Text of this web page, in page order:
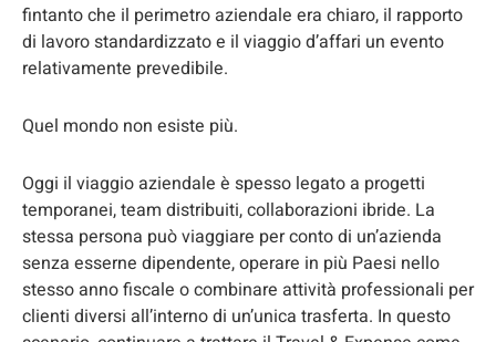
fintanto che il perimetro aziendale era chiaro, il rapporto
di lavoro standardizzato e il viaggio d’affari un evento
relativamente prevedibile.
Quel mondo non esiste più.
Oggi il viaggio aziendale è spesso legato a progetti
temporanei, team distribuiti, collaborazioni ibride. La
stessa persona può viaggiare per conto di un’azienda
senza esserne dipendente, operare in più Paesi nello
stesso anno fiscale o combinare attività professionali per
clienti diversi all’interno di un’unica trasferta. In questo